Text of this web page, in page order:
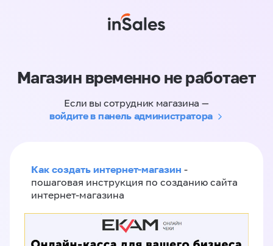
Магазин временно не работает
Если вы сотрудник магазина —
войдите в панель администратора
Как создать интернет-магазин -
пошаговая инструкция по созданию сайта
интернет-магазина